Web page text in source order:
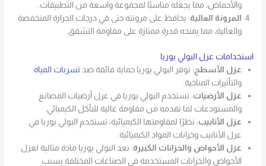
والأحماض، مما يجعله مناسبًا لمجموعة واسعة من التطبيقات.
المرونة العالية: يحافظ على مرونته حتى في درجات الحرارة المنخفضة
والعالية، مما يمنحه قدرة ممتازة على مقاومة التشقق.
استخدامات عزل البولي يوريا
عزل الأسطح : توفر البولي يوريا حماية فائقة ضد تسربات المياه
والتأثيرات المناخية.
عزل الأرضيات: تستخدم البولي يوريا في عزل أرضيات المصانع
والمستودعات لما تقدمه من مقاومة عالية للتآكل الكيميائي.
عزل الأنابيب: نظرًا لمقاومتها الكيميائية، تستخدم البولي يوريا في
عزل الأنابيب وخزانات المواد الكيميائية.
عزل الأحواض والخزانات الكبيرة: تعد البولي يوريا مادة مثالية لعزل
الأحواض والخزانات المستخدمة في الصناعات المختلفة بسبب